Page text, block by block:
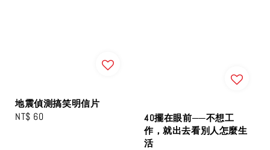
地震偵測搞笑明信片
Regular
NT$ 60
40擺在眼前──不想工
作，就出去看別人怎麼生
活